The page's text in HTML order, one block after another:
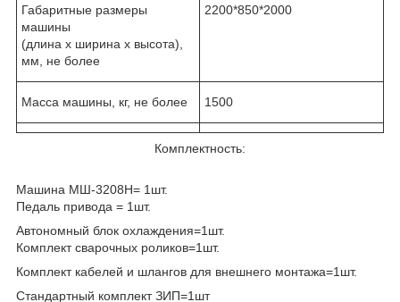
Габаритные размеры
машины
(длина х ширина х высота),
мм, не более
2200*850*2000
Масса машины, кг, не более 1500
Комплектность:
Машина МШ-3208Н= 1шт.
Педаль привода = 1шт.
Автономный блок охлаждения=1шт.
Комплект сварочных роликов=1шт.
Комплект кабелей и шлангов для внешнего монтажа=1шт.
Стандартный комплект ЗИП=1шт